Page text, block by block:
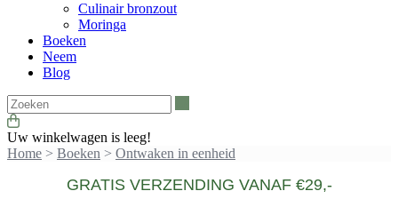
Culinair bronzout
Moringa
Boeken
Neem
Blog
Uw winkelwagen is leeg!
Home > Boeken > Ontwaken in eenheid
GRATIS VERZENDING VANAF €29,-